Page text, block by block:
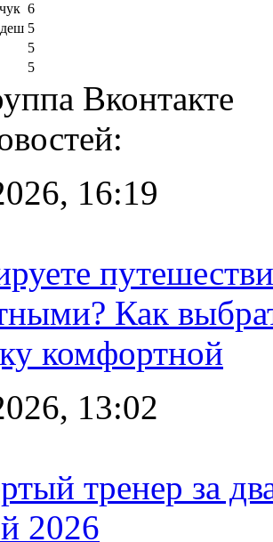
6
5
5
5
Вконтакте
16:19
Как
комфортной
13:02
тренер за
2026